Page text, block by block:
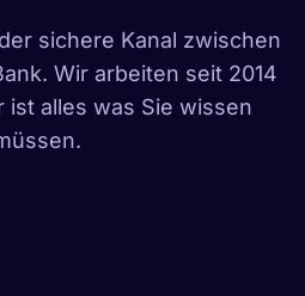
sichere Kanal zwischen
Wir arbeiten seit 2014
ist alles was Sie wissen